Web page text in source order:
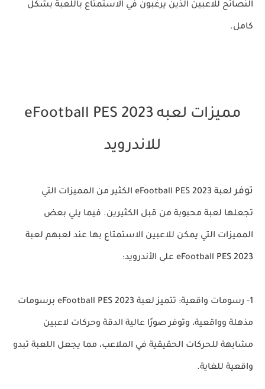
النصائح للاعبين الذين يرغبون في الاستمتاع باللعبة بشكل
كامل.
مميزات لعبه eFootball PES 2023
للاندرويد
توفر لعبة eFootball PES 2023 الكثير من المميزات التي
تجعلها لعبة محبوبة من قبل الكثيرين. فيما يلي بعض
المميزات التي يمكن للاعبين الاستمتاع بها عند لعبهم لعبة
eFootball PES 2023 على الأندرويد:
1- رسومات واقعية: تتميز لعبة eFootball PES 2023 برسومات
مذهلة وواقعية، وتوفر صورًا عالية الدقة وحركات لاعبين
مشابهة للحركات الحقيقية في الملاعب، مما يجعل اللعبة تبدو
واقعية للغاية.